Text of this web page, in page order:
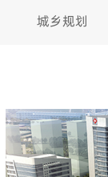
城乡规划